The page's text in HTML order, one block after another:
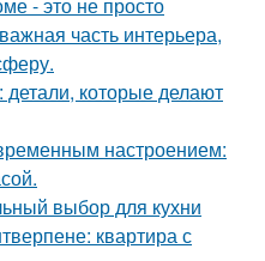
часть интерьера,
детали, которые делают
настроением:
выбор для кухни
квартира с